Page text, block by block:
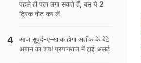
पहले ही पता लगा सकते हैं, बस ये 2
ट्रिक नोट कर लें
आज सुपुर्द-ए-खाक होगा अतीक के बेटे
अबान का शव! प्रयागराज में हाई अलर्ट